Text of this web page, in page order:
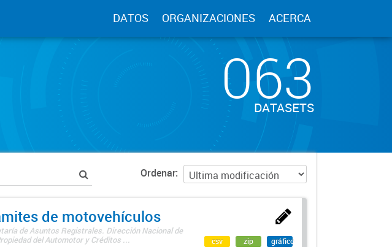
DATOS ORGANIZACIONES ACERCA
063
DATASETS
Ordenar
de motovehículos
de Asuntos Registrales. Dirección Nacional de
del Automotor y Créditos ...
csv zip gráfico